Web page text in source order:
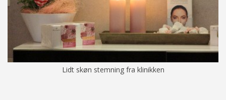
Lidt skøn stemning fra klinikken